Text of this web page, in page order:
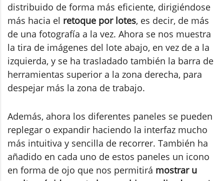
distribuido de forma más eficiente, dirigiéndose
más hacia el retoque por lotes, es decir, de más
de una fotografía a la vez. Ahora se nos muestra
la tira de imágenes del lote abajo, en vez de a la
izquierda, y se ha trasladado también la barra de
herramientas superior a la zona derecha, para
despejar más la zona de trabajo.
Además, ahora los diferentes paneles se pueden
replegar o expandir haciendo la interfaz mucho
más intuitiva y sencilla de recorrer. También ha
añadido en cada uno de estos paneles un icono
en forma de ojo que nos permitirá mostrar u